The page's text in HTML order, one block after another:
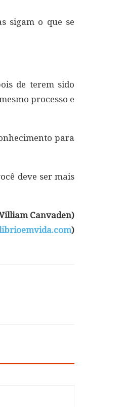
sigam o que se
de terem sido
processo e
para
deve ser mais
Canvaden)
)